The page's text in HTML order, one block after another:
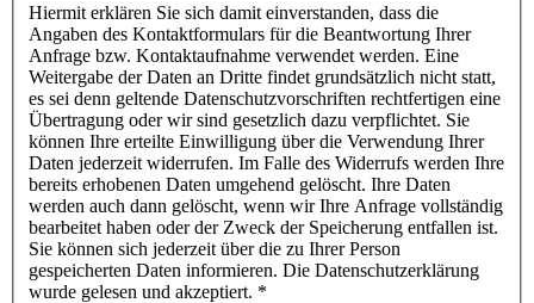
Hiermit erklären Sie sich damit einverstanden, dass die
Angaben des Kontaktformulars für die Beantwortung Ihrer
Anfrage bzw. Kontaktaufnahme verwendet werden. Eine
Weitergabe der Daten an Dritte findet grundsätzlich nicht statt,
es sei denn geltende Datenschutzvorschriften rechtfertigen eine
Übertragung oder wir sind gesetzlich dazu verpflichtet. Sie
können Ihre erteilte Einwilligung über die Verwendung Ihrer
Daten jederzeit widerrufen. Im Falle des Widerrufs werden Ihre
bereits erhobenen Daten umgehend gelöscht. Ihre Daten
werden auch dann gelöscht, wenn wir Ihre Anfrage vollständig
bearbeitet haben oder der Zweck der Speicherung entfallen ist.
Sie können sich jederzeit über die zu Ihrer Person
gespeicherten Daten informieren. Die Datenschutzerklärung
wurde gelesen und akzeptiert. *